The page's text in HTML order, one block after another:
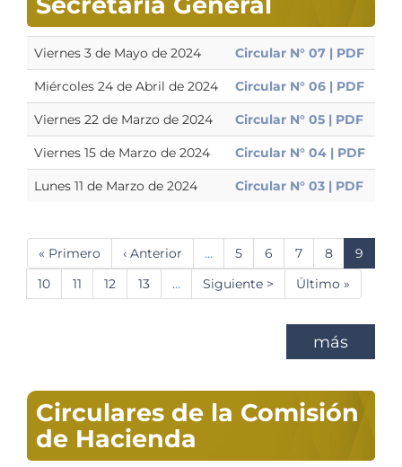
Viernes 3 de Mayo de 2024 Circular N° 07 | PDF
Miércoles 24 de Abril de 2024 Circular N° 06 | PDF
Viernes 22 de Marzo de 2024 Circular N° 05 | PDF
Viernes 15 de Marzo de 2024 Circular N° 04 | PDF
Lunes 11 de Marzo de 2024 Circular N° 03 | PDF
Paginación
Primera
página
« Primero
Página
anterior
‹ Anterior … Página
5 Página
6 Página
7 Página
8
Página
actual
9
Página
10 Página
11 Página
12 Página
13 …
Siguiente
página
Siguiente >
Última
página
Último »
más
Circulares de la Comisión
de Hacienda